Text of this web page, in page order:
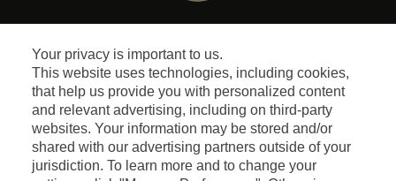
Your privacy is important to us.
This website uses technologies, including cookies,
that help us provide you with personalized content
and relevant advertising, including on third-party
websites. Your information may be stored and/or
shared with our advertising partners outside of your
jurisdiction. To learn more and to change your
Quem Somos
Perguntas Frequentes
Termos e Condições